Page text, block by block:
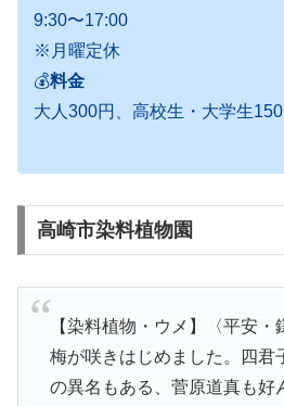
9:30〜17:00
※月曜定休
💰料金
大人300円、高校生・大学生
高崎市染料植物園
【染料植物・ウメ】〈平安
梅が咲きはじめました。四君
の異名もある、菅原道真も好